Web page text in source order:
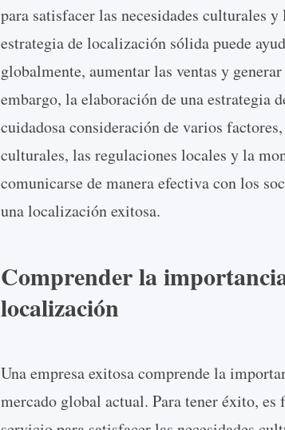
para satisfacer las necesidades culturales
estrategia de localización sólida puede
globalmente, aumentar las ventas y
embargo, la elaboración de una estrategia
cuidadosa consideración de varios
culturales, las regulaciones locales y la
comunicarse de manera efectiva con los
una localización exitosa.
Comprender la
localización
Una empresa exitosa comprende la
mercado global actual. Para tener éxito,